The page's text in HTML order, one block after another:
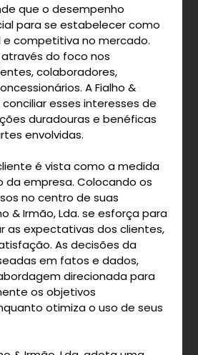
que o desempenho
para se estabelecer como
e competitiva no mercado.
do foco nos
colaboradores,
A Fialho &
conciliar esses interesses de
duradouras e benéficas
envolvidas.
é vista como a medida
da empresa. Colocando os
no centro de suas
& Irmão, Lda. se esforça para
as expectativas dos clientes,
As decisões da
em fatos e dados,
direcionada para
os objetivos
otimiza o uso de seus